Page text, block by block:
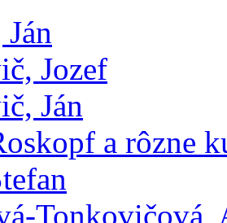
Jozef
Ján
a rôzne
Tonkovičová,